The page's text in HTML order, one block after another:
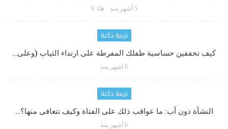
5 أشهر منذ 0
تربية ذكية
كيف تخففين حساسية طفلك المفرطة على ارتداء الثياب (وعلى…
6 أشهر منذ
تربية ذكية
النشأة دون أب: ما عواقب ذلك على الفتاة وكيف تتعافى منها؟…
6 أشهر منذ